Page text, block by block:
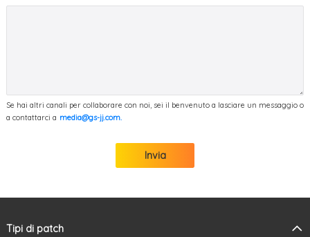
Se hai altri canali per collaborare con noi, sei il benvenuto a lasciare un messaggio o
a contattarci a media@gs-jj.com.
Invia
Tipi di patch